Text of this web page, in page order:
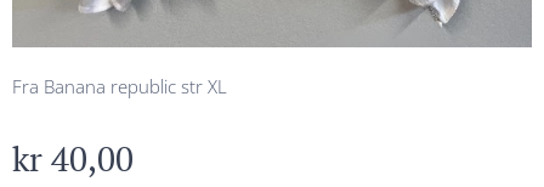
Fra Banana republic str XL
kr40,00